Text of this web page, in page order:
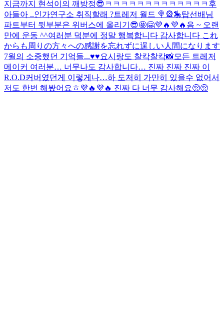
지금까지 현석이의 깨방정😎ㅋㅋㅋㅋㅋㅋㅋㅋㅋㅋㅋㅋㅋ후
아들아 ..인가연구소 취직할래 ?트레저 월드 🍭🎡🎠탑선배님
파트부터 뒷부분은 위버스에 올리기😎🤩🤗💜🔥💜🔥 음 ~ 오랜
만에 운동 ^^여러분 덕분에 정말 행복합니다 감사합니다 これ
からも周りの方々への感謝を忘れずに逞しい人間になります
7월의 소중했던 기억들...♥️♥️요시랑도 찰칵찰칵📸모든 트레저
메이커 여러분… 너무나도 감사합니다… 진짜 진짜 진짜 이
R.O.D커버였던게 이렇게나…하 도저히 가만히 있을수 없어서
저도 한번 해봤어요ㅎ💜🔥💜🔥 진짜 다 너무 감사해요🥺🥺